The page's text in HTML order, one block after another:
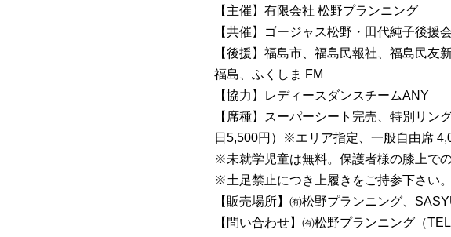
【主催】有限会社 松野プランニング
【共催】ゴージャス松野・田代純子後援会
【後援】福島市、福島民報社、福島民
福島、ふくしま FM
【協力】レディースダンスチームANY
【席種】スーパーシート完売、特別リ
日5,500円）※エリア指定、一般自由席
※未就学児童は無料。保護者様の膝上で
※土足禁止につき上履きをご持参下さい。
【販売場所】㈲松野プランニング、
【問い合わせ】㈲松野プランニング（